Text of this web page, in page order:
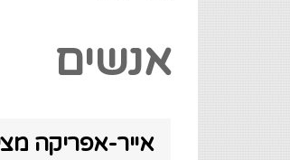
אנשים
אייר-אפריקה